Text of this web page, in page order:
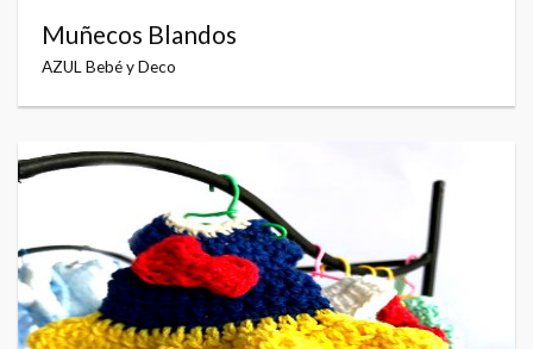
Muñecos Blandos
AZUL Bebé y Deco